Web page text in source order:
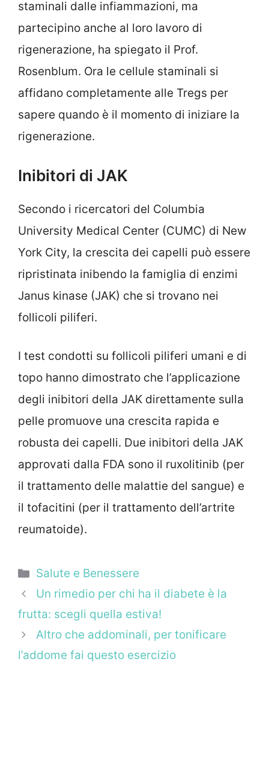
staminali dalle infiammazioni, ma
partecipino anche al loro lavoro di
rigenerazione, ha spiegato il Prof.
Rosenblum. Ora le cellule staminali si
affidano completamente alle Tregs per
sapere quando è il momento di iniziare la
rigenerazione.
Inibitori di JAK
Secondo i ricercatori del Columbia
University Medical Center (CUMC) di New
York City, la crescita dei capelli può essere
ripristinata inibendo la famiglia di enzimi
Janus kinase (JAK) che si trovano nei
follicoli piliferi.
I test condotti su follicoli piliferi umani e di
topo hanno dimostrato che l’applicazione
degli inibitori della JAK direttamente sulla
pelle promuove una crescita rapida e
robusta dei capelli. Due inibitori della JAK
approvati dalla FDA sono il ruxolitinib (per
il trattamento delle malattie del sangue) e
il tofacitini (per il trattamento dell’artrite
reumatoide).
Categorie
Salute e Benessere
Un rimedio per chi ha il diabete è la
frutta: scegli quella estiva!
Altro che addominali, per tonificare
l’addome fai questo esercizio